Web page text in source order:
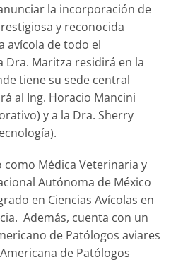
la incorporación de
y reconocida
avícola de todo el
Maritza residirá en la
tiene su sede central
al Ing. Horacio Mancini
y a la Dra. Sherry
como Médica Veterinaria y
Autónoma de México
en Ciencias Avícolas en
Además, cuenta con un
de Patólogos aviares
de Patólogos